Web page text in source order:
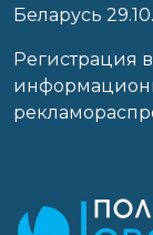
Беларусь
Регистрация